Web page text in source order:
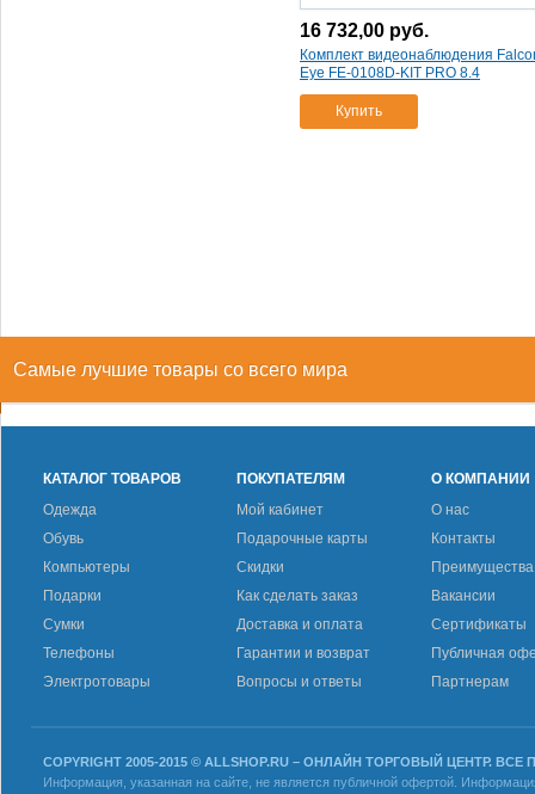
16 732,00 руб.
Комплект видеонаблюдения
Eye FE-0108D-KIT PRO 8.4
Купить
Самые лучшие товары со всего мира
КАТАЛОГ ТОВАРОВ
Одежда
Обувь
Компьютеры
Подарки
Сумки
Телефоны
Электротовары
ПОКУПАТЕЛЯМ
Мой кабинет
Подарочные карты
Скидки
Как сделать заказ
Доставка и оплата
Гарантии и возврат
Вопросы и ответы
О КОМПАНИИ
О нас
Контакты
Преимущества
Вакансии
Сертификаты
Публичная
Партнерам
COPYRIGHT 2005-2015 © ALLSHOP.RU – ОНЛАЙН ТОРГОВЫЙ ЦЕНТР.
Информация, указанная на сайте, не является публичной офертой.